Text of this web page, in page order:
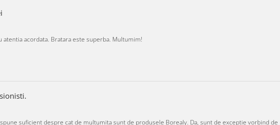
acordata. Bratara este superba. Multumim!
suficient despre cat de multumita sunt de produsele Borealy. Da, sunt de exceptie vorbind de